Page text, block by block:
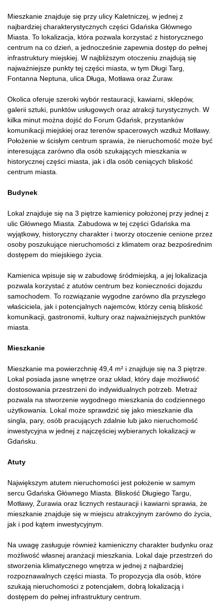
Mieszkanie znajduje się przy ulicy Kaletniczej, w jednej z
najbardziej charakterystycznych części Gdańska Głównego
Miasta. To lokalizacja, która pozwala korzystać z historycznego
centrum na co dzień, a jednocześnie zapewnia dostęp do pełnej
infrastruktury miejskiej. W najbliższym otoczeniu znajdują się
najważniejsze punkty tej części miasta, w tym Długi Targ,
Fontanna Neptuna, ulica Długa, Motława oraz Żuraw.
Okolica oferuje szeroki wybór restauracji, kawiarni, sklepów,
galerii sztuki, punktów usługowych oraz atrakcji turystycznych. W
kilka minut można dojść do Forum Gdańsk, przystanków
komunikacji miejskiej oraz terenów spacerowych wzdłuż Motławy.
Położenie w ścisłym centrum sprawia, że nieruchomość może być
interesująca zarówno dla osób szukających mieszkania w
historycznej części miasta, jak i dla osób ceniących bliskość
centrum miasta.
Budynek
Lokal znajduje się na 3 piętrze kamienicy położonej przy jednej z
ulic Głównego Miasta. Zabudowa w tej części Gdańska ma
wyjątkowy, historyczny charakter i tworzy otoczenie cenione przez
osoby poszukujące nieruchomości z klimatem oraz bezpośrednim
dostępem do miejskiego życia.
Kamienica wpisuje się w zabudowę śródmiejską, a jej lokalizacja
pozwala korzystać z atutów centrum bez konieczności dojazdu
samochodem. To rozwiązanie wygodne zarówno dla przyszłego
właściciela, jak i potencjalnych najemców, którzy cenią bliskość
komunikacji, gastronomii, kultury oraz najważniejszych punktów
miasta.
Mieszkanie
Mieszkanie ma powierzchnię 49,4 m² i znajduje się na 3 piętrze.
Lokal posiada jasne wnętrze oraz układ, który daje możliwość
dostosowania przestrzeni do indywidualnych potrzeb. Metraż
pozwala na stworzenie wygodnego mieszkania do codziennego
użytkowania. Lokal może sprawdzić się jako mieszkanie dla
singla, pary, osób pracujących zdalnie lub jako nieruchomość
inwestycyjna w jednej z najczęściej wybieranych lokalizacji w
Gdańsku.
Atuty
Największym atutem nieruchomości jest położenie w samym
sercu Gdańska Głównego Miasta. Bliskość Długiego Targu,
Motławy, Żurawia oraz licznych restauracji i kawiarni sprawia, że
mieszkanie znajduje się w miejscu atrakcyjnym zarówno do życia,
jak i pod kątem inwestycyjnym.
Na uwagę zasługuje również kamieniczny charakter budynku oraz
możliwość własnej aranżacji mieszkania. Lokal daje przestrzeń do
stworzenia klimatycznego wnętrza w jednej z najbardziej
rozpoznawalnych części miasta. To propozycja dla osób, które
szukają nieruchomości z potencjałem, dobrą lokalizacją i
dostępem do pełnej infrastruktury centrum.